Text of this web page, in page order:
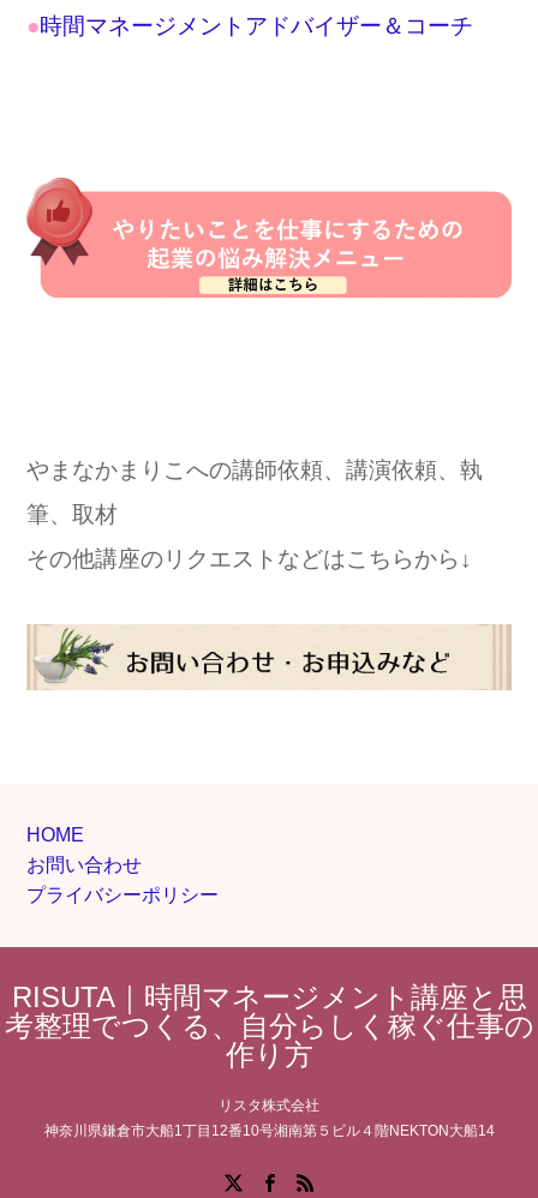
●時間マネージメントアドバイザー＆コーチ
やまなかまりこへの講師依頼、講演依頼、執
筆、取材
その他講座のリクエストなどはこちらから↓
HOME
お問い合わせ
プライバシーポリシー
RISUTA｜時間マネージメント講座と思
考整理でつくる、自分らしく稼ぐ仕事の
作り方
リスタ株式会社
神奈川県鎌倉市大船1丁目12番10号湘南第５ビル４階NEKTON大船14